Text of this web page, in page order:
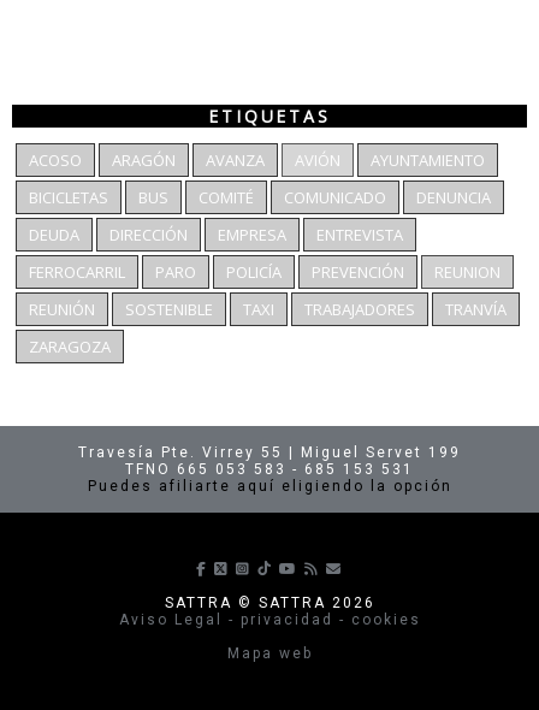
ETIQUETAS
ACOSO ARAGÓN AVANZA AVIÓN
AYUNTAMIENTO
BICICLETAS
BUS COMITÉ COMUNICADO
DENUNCIA
DEUDA
DIRECCIÓN EMPRESA
ENTREVISTA
FERROCARRIL
PARO POLICÍA PREVENCIÓN
REUNION
REUNIÓN
SOSTENIBLE TAXI TRABAJADORES
TRANVÍA
ZARAGOZA
Travesía Pte. Virrey 55 | Miguel Servet 199
TFNO 665 053 583 - 685 153 531
Puedes afiliarte aquí eligiendo la opción
Síguenos en Facebook
Síguenos en X
Síguenos en Instagram
Síguenos en TikTok
Síguenos en Youtube
Suscríbete a nuestras
SATTRA © SATTRA 2026
Aviso Legal - privacidad - cookies
Mapa web